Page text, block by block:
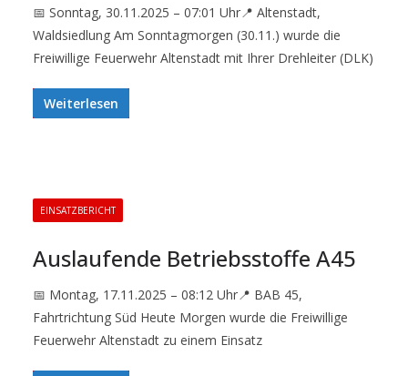
📅 Sonntag, 30.11.2025 – 07:01 Uhr📍 Altenstadt,
Waldsiedlung Am Sonntagmorgen (30.11.) wurde die
Freiwillige Feuerwehr Altenstadt mit Ihrer Drehleiter (DLK)
Weiterlesen
EINSATZBERICHT
Auslaufende Betriebsstoffe A45
📅 Montag, 17.11.2025 – 08:12 Uhr📍 BAB 45,
Fahrtrichtung Süd Heute Morgen wurde die Freiwillige
Feuerwehr Altenstadt zu einem Einsatz